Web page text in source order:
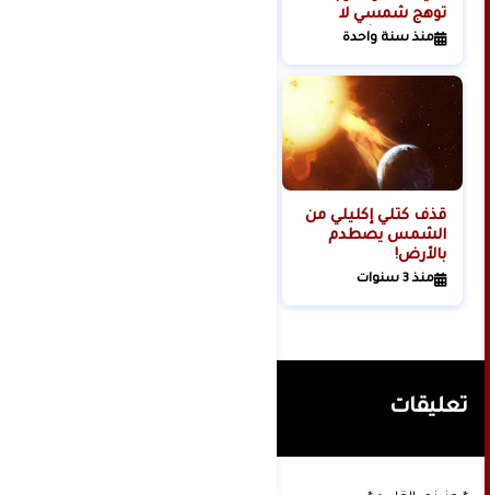
توهج شمسي لا
تتحمله البشرية
منذ سنة واحدة
قذف كتلي إكليلي من
الشمس يصطدم
بالأرض!
منذ 3 سنوات
تعليقات